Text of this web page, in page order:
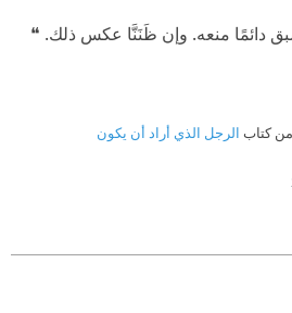
دائمًا منعه. وإن ظَنَنَّا عكس ذلك. ❝
من كتاب الرجل الذي أراد أن يكون